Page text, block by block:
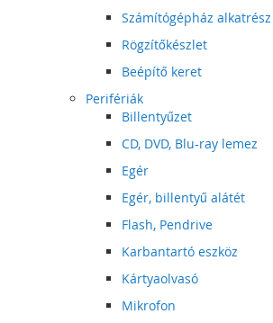
Számítógépház alkatrész
Rögzítőkészlet
Beépítő keret
Perifériák
Billentyűzet
CD, DVD, Blu-ray lemez
Egér
Egér, billentyű alátét
Flash, Pendrive
Karbantartó eszköz
Kártyaolvasó
Mikrofon